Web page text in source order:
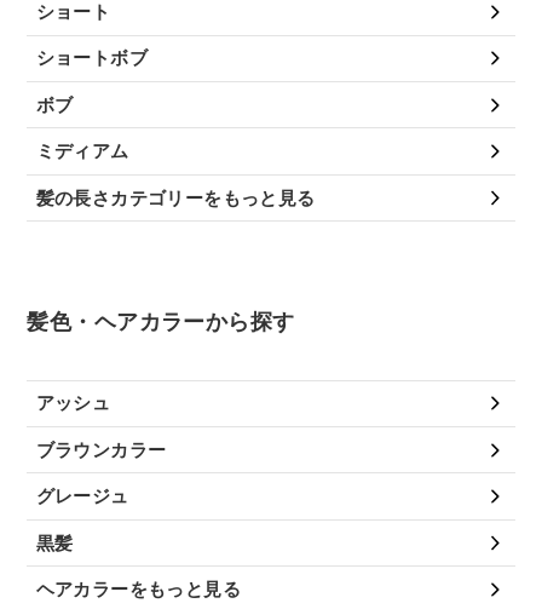
ショート
ショートボブ
ボブ
ミディアム
髪の長さカテゴリーをもっと見る
髪色・ヘアカラーから探す
アッシュ
ブラウンカラー
グレージュ
黒髪
ヘアカラーをもっと見る